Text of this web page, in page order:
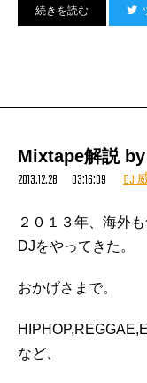
正直トラウマであ
なのに負けたとた
俺が大好きな曲を
https://youtu.be/JtuGzOicssY
LINE UP
2F【HOUSE OF
Fruity（SHINKARON）
VS
■MOODMAN（HOUSE
SLOWMOTION）
■HiBiKi MaMeShiBa（
■kampingcar（
Mixtape解説
2013.12.28 03:16:09 DJ
２０１３年、海外
DJをやってきた。
おかげさまで。
など、